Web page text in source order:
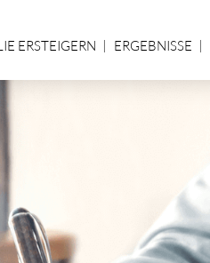
ERSTEIGERN ERGEBNISSE